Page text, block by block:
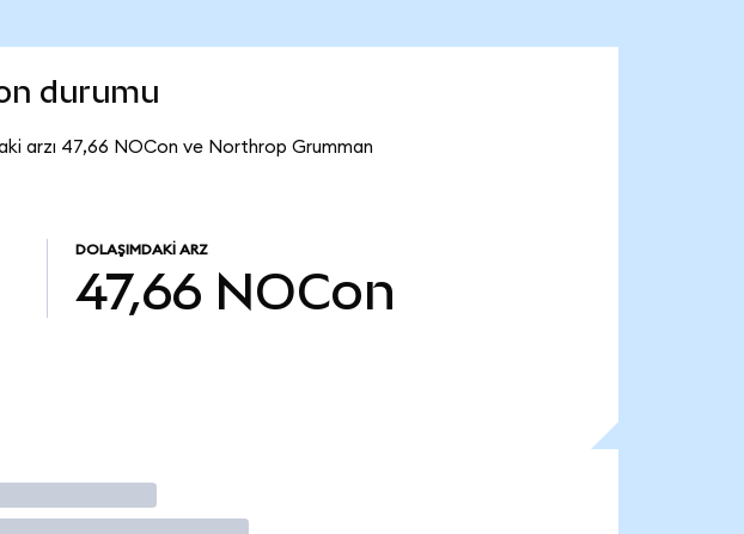
durumu
arzı 47,66 NOCon ve Northrop Grumman
DOLAŞIMDAKI ARZ
47,66 NOCon
Yap